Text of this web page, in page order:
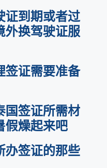
证到期或者过
外换驾驶证服
签证需要准备
国签证所需材
假燥起来吧
办签证的那些